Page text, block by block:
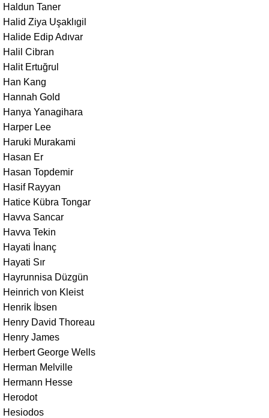
Haldun Taner
Halid Ziya Uşaklıgil
Halide Edip Adıvar
Halil Cibran
Halit Ertuğrul
Han Kang
Hannah Gold
Hanya Yanagihara
Harper Lee
Haruki Murakami
Hasan Er
Hasan Topdemir
Hasif Rayyan
Hatice Kübra Tongar
Havva Sancar
Havva Tekin
Hayati İnanç
Hayati Sır
Hayrunnisa Düzgün
Heinrich von Kleist
Henrik İbsen
Henry David Thoreau
Henry James
Herbert George Wells
Herman Melville
Hermann Hesse
Herodot
Hesiodos